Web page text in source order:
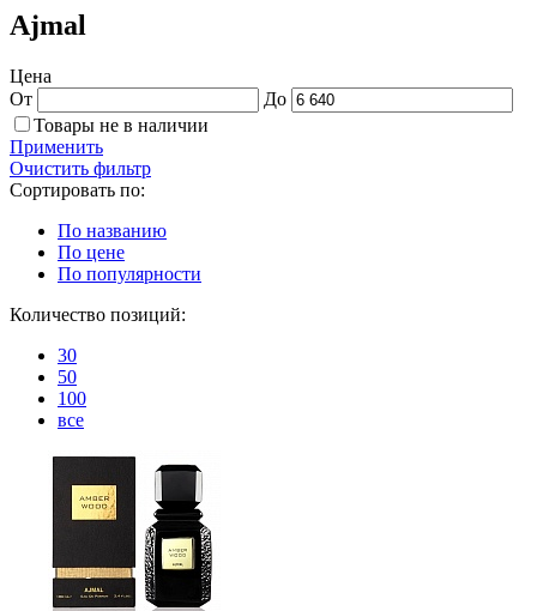
Ajmal
Цена
От
До
Товары не в наличии
Применить
Очистить фильтр
Сортировать по:
По названию
По цене
По популярности
Количество позиций:
30
50
100
все